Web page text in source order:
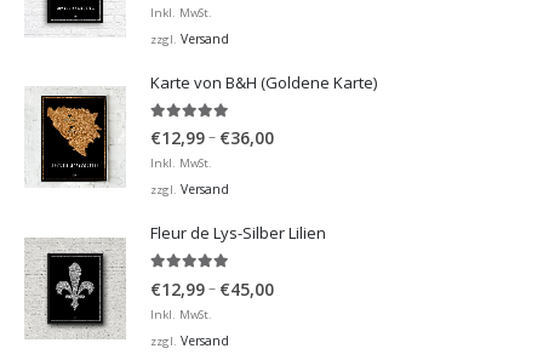
Inkl. MwSt.
zzgl. Versand
Karte von B&H (Goldene Karte)
4.98von 5
€12,99– €36,00Preisspanne:
Inkl. MwSt.
zzgl. Versand
Fleur de Lys-Silber Lilien
€12,99– €45,00Preisspanne:
Inkl. MwSt.
zzgl. Versand